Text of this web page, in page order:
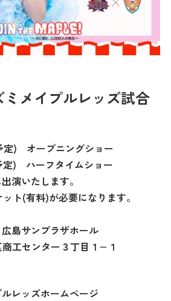
メイプルレッズ試合
) オープニングショー
) ハーフタイムショー
演いたします。
ト(有料)が必要になります。
島サンプラザホール
工センター３丁目１−１
レッズホームページ